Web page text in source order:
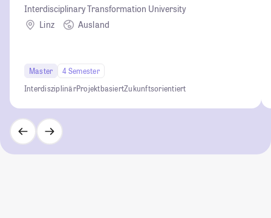
Interdisciplinary Transformation University
Linz
Ausland
Master
4 Semester
InterdisziplinärProjektbasiertZukunftsorientiert